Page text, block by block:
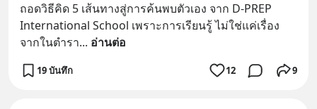
ถอดวิธีคิด 5 เส้นทางสู่การค้นพบตัวเอง จาก D-PREP
International School เพราะการเรียนรู้ ไม่ใช่แค่เรื่อง
จากในตำรา... อ่านต่อ
19 บันทึก 12 9